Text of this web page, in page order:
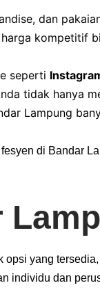
dan
kompetitif
seperti
tidak hanya
Lampung
di Bandar
yang
individu dan